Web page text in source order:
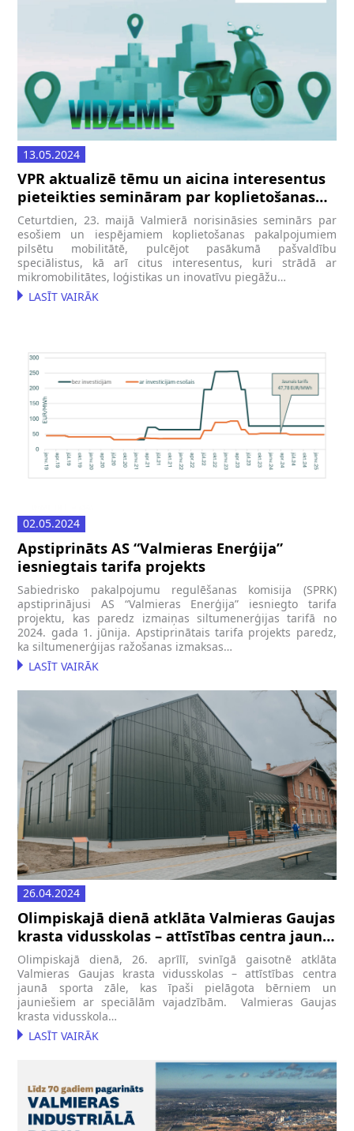
13.05.2024
VPR aktualizē tēmu un aicina interesentus
pieteikties semināram par koplietošanas
risinājumiem preču piegādē
Ceturtdien, 23. maijā Valmierā norisināsies seminārs par
esošiem un iespējamiem koplietošanas pakalpojumiem
pilsētu mobilitātē, pulcējot pasākumā pašvaldību
speciālistus, kā arī citus interesentus, kuri strādā ar
mikromobilitātes, loģistikas un inovatīvu piegāžu…
LASĪT VAIRĀK
02.05.2024
Apstiprināts AS “Valmieras Enerģija”
iesniegtais tarifa projekts
Sabiedrisko pakalpojumu regulēšanas komisija (SPRK)
apstiprinājusi AS “Valmieras Enerģija” iesniegto tarifa
projektu, kas paredz izmaiņas siltumenerģijas tarifā no
2024. gada 1. jūnija. Apstiprinātais tarifa projekts paredz,
ka siltumenerģijas ražošanas izmaksas…
LASĪT VAIRĀK
26.04.2024
Olimpiskajā dienā atklāta Valmieras Gaujas
krasta vidusskolas – attīstības centra jaunā
sporta zāle
Olimpiskajā dienā, 26. aprīlī, svinīgā gaisotnē atklāta
Valmieras Gaujas krasta vidusskolas – attīstības centra
jaunā sporta zāle, kas īpaši pielāgota bērniem un
jauniešiem ar speciālām vajadzībām. Valmieras Gaujas
krasta vidusskola…
LASĪT VAIRĀK